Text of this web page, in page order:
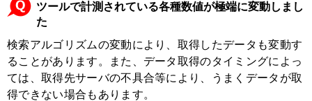
ツールで計測されている各種数値が極端に変動しまし
た
検索アルゴリズムの変動により、取得したデータも変動す
ることがあります。また、データ取得のタイミングによっ
ては、取得先サーバの不具合等により、うまくデータが取
得できない場合もあります。